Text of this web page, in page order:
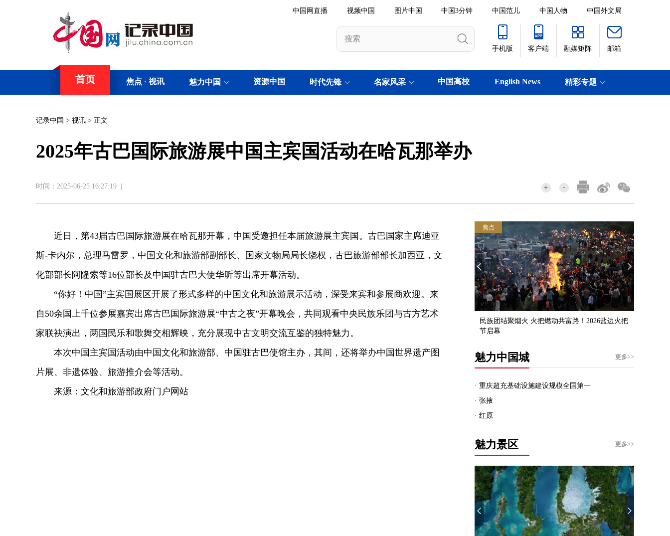
中国网直播 视频中国 图片中国 中国3分钟 中国范儿 中国人物 中国外文局
手机版 客户端 融媒矩阵 邮箱
首页 焦点 · 视讯 魅力中国 资源中国 时代先锋 名家风采 中国高校 English News 精彩专题
记录中国 > 视讯 > 正文
​2025年古巴国际旅游展中国主宾国活动在哈瓦那举办
时间：2025-06-25 16:27:19
近日，第43届古巴国际旅游展在哈瓦那开幕，中国受邀担任本届旅游展主宾国。古巴国家主席迪亚
斯-卡内尔，总理马雷罗，中国文化和旅游部副部长、国家文物局局长饶权，古巴旅游部部长加西亚，文
化部部长阿隆索等16位部长及中国驻古巴大使华昕等出席开幕活动。
“你好！中国”主宾国展区开展了形式多样的中国文化和旅游展示活动，深受来宾和参展商欢迎。来
自50余国上千位参展嘉宾出席古巴国际旅游展“中古之夜”开幕晚会，共同观看中央民族乐团与古方艺术
家联袂演出，两国民乐和歌舞交相辉映，充分展现中古文明交流互鉴的独特魅力。
本次中国主宾国活动由中国文化和旅游部、中国驻古巴使馆主办，其间，还将举办中国世界遗产图
片展、非遗体验、旅游推介会等活动。
来源：文化和旅游部政府门户网站